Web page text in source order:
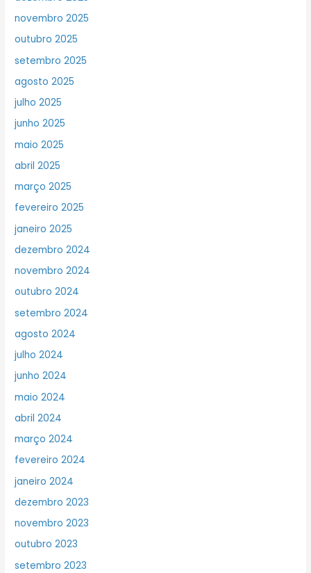
novembro 2025
outubro 2025
setembro 2025
agosto 2025
julho 2025
junho 2025
maio 2025
abril 2025
março 2025
fevereiro 2025
janeiro 2025
dezembro 2024
novembro 2024
outubro 2024
setembro 2024
agosto 2024
julho 2024
junho 2024
maio 2024
abril 2024
março 2024
fevereiro 2024
janeiro 2024
dezembro 2023
novembro 2023
outubro 2023
setembro 2023